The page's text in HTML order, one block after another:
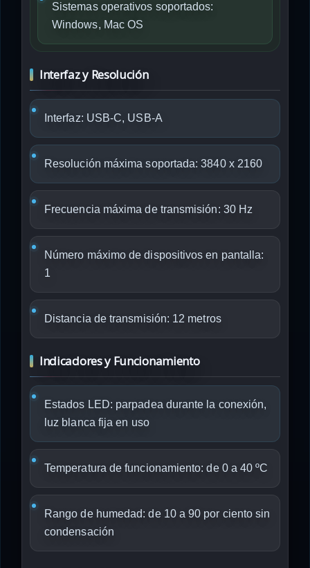
Sistemas operativos soportados:
Windows, Mac OS
Interfaz y Resolución
Interfaz: USB-C, USB-A
Resolución máxima soportada: 3840 x 2160
Frecuencia máxima de transmisión: 30 Hz
Número máximo de dispositivos en pantalla:
1
Distancia de transmisión: 12 metros
Indicadores y Funcionamiento
Estados LED: parpadea durante la conexión,
luz blanca fija en uso
Temperatura de funcionamiento: de 0 a 40 ºC
Rango de humedad: de 10 a 90 por ciento sin
condensación